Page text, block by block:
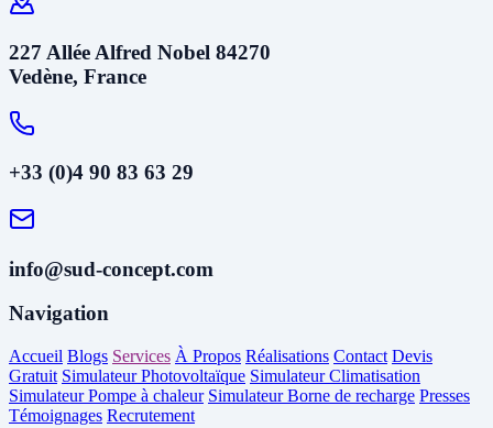
227 Allée Alfred Nobel 84270
Vedène, France
+33 (0)4 90 83 63 29
info@sud-concept.com
Navigation
Accueil Blogs Services À Propos Réalisations Contact Devis
Gratuit Simulateur Photovoltaïque Simulateur Climatisation
Simulateur Pompe à chaleur Simulateur Borne de recharge Presses
Témoignages Recrutement